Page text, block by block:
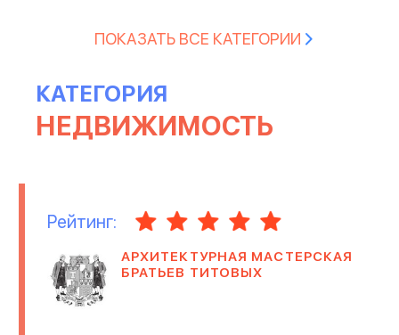
ЛИЗИНГОВАЯ КОМПАНИЯ МАРКЕТИНГОВЫЕ АГЕНСТВА
НЕДВИЖИМОСТЬ ОНЛАЙН ИГРЫ
ОРГАНИЗАЦИЯ ПРАЗДНИКОВ
ПОКАЗАТЬ ВСЕ КАТЕГОРИИ
КАТЕГОРИЯ
НЕДВИЖИМОСТЬ
Рейтинг:
АРХИТЕКТУРНАЯ МАСТЕРСКАЯ
БРАТЬЕВ ТИТОВЫХ